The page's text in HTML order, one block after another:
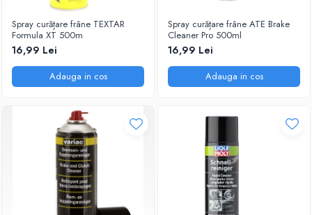
Spray curățare frâne TEXTAR
Formula XT 500m
16,99 Lei
Adauga in cos
Spray curățare frâne ATE Brake
Cleaner Pro 500ml
16,99 Lei
Adauga in cos